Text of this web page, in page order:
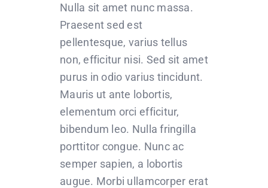
Nulla sit amet nunc massa.
Praesent sed est
pellentesque, varius tellus
non, efficitur nisi. Sed sit amet
purus in odio varius tincidunt.
Mauris ut ante lobortis,
elementum orci efficitur,
bibendum leo. Nulla fringilla
porttitor congue. Nunc ac
semper sapien, a lobortis
augue. Morbi ullamcorper erat